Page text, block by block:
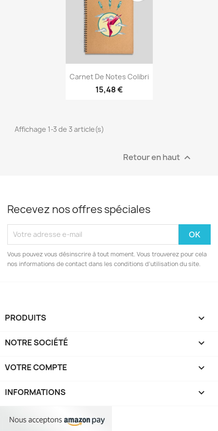
Aperçu rapide
Carnet De Notes Colibri
15,48 €
Affichage 1-3 de 3 article(s)
Retour en haut 
Recevez nos offres spéciales
Vous pouvez vous désinscrire à tout moment. Vous trouverez pour cela
nos informations de contact dans les conditions d'utilisation du site.
PRODUITS 
NOTRE SOCIÉTÉ 
VOTRE COMPTE 
INFORMATIONS keyboard_arrow_down